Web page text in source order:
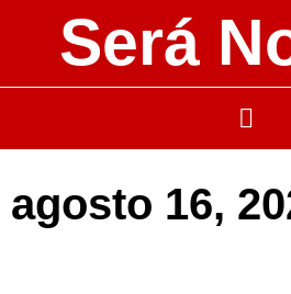
Será
agosto 16,